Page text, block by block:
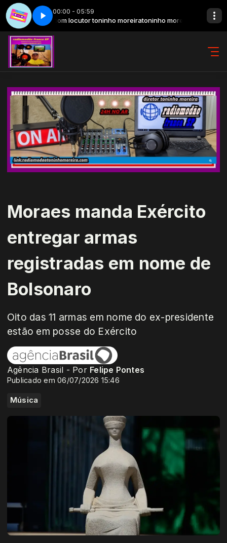
00:00 - 05:59
feira com locutor toninho moreiratoninho moreira apresentado
Nostalgia 90 - Completo
Moraes manda Exército
entregar armas
registradas em nome de
Bolsonaro
Oito das 11 armas em nome do ex-presidente
estão em posse do Exército
Agência Brasil - Por Felipe Pontes
Publicado em 06/07/2026 15:46
Música